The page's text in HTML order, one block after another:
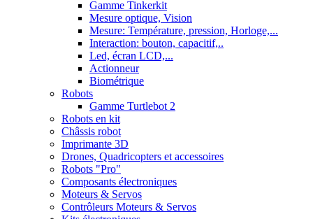
Gamme Tinkerkit
Mesure optique, Vision
Mesure: Température, pression, Horloge,...
Interaction: bouton, capacitif,..
Led, écran LCD,...
Actionneur
Biométrique
Robots
Gamme Turtlebot 2
Robots en kit
Châssis robot
Imprimante 3D
Drones, Quadricopters et accessoires
Robots "Pro"
Composants électroniques
Moteurs & Servos
Contrôleurs Moteurs & Servos